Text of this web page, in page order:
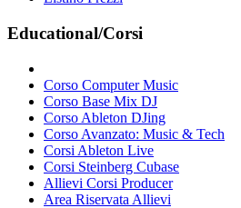
Educational/Corsi
Corso Computer Music
Corso Base Mix DJ
Corso Ableton DJing
Corso Avanzato: Music & Tech
Corsi Ableton Live
Corsi Steinberg Cubase
Allievi Corsi Producer
Area Riservata Allievi